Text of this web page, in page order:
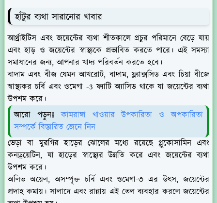
হাঁটুর ব্যথা সারানোর খাবার
আর্থ্রাইটিস এবং জয়েন্টের ব্যথা শীতকালে প্রচুর পরিমানে বেড়ে যায়
এবং হাড় ও জয়েন্টের স্বাস্থ্যকে প্রভাবিত করতে পারে। এই সমস্যা
সমাধানের জন্য, আপনার খাদ্য পরিবর্তন করতে হবে।
বাদাম এবং বীজ যেমন আখরোট, বাদাম, ফ্ল্যাক্সসিড এবং চিয়া বীজে
স্বাস্থ্যকর চর্বি এবং ওমেগা -3 ফ্যাটি অ্যাসিড থাকে যা জয়েন্টের ব্যথা
উপশম করে।
আরো পড়ুনঃকামরাঙ্গা খাওয়ার উপকারিতা ও অপকারিতা
সম্পর্কে বিস্তারিত জেনে নিন
ভেড়া বা মুরগির হাড়ের ঝোলের মধ্যে রয়েছে গ্লুকোসামিন এবং
কনড্রয়েটিন, যা হাড়ের স্বাস্থ্যের উন্নতি করে এবং জয়েন্টের ব্যথা
উপশম করে।
অলিভ অয়েল, অসম্পৃক্ত চর্বি এবং ওমেগা-৩ এর উৎস, জয়েন্টের
প্রদাহ কমায়। সালাদে এবং রান্নায় এই তেল ব্যবহার করলে জয়েন্টের